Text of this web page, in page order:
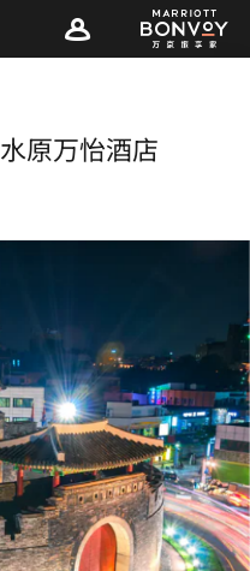
水原万怡酒店